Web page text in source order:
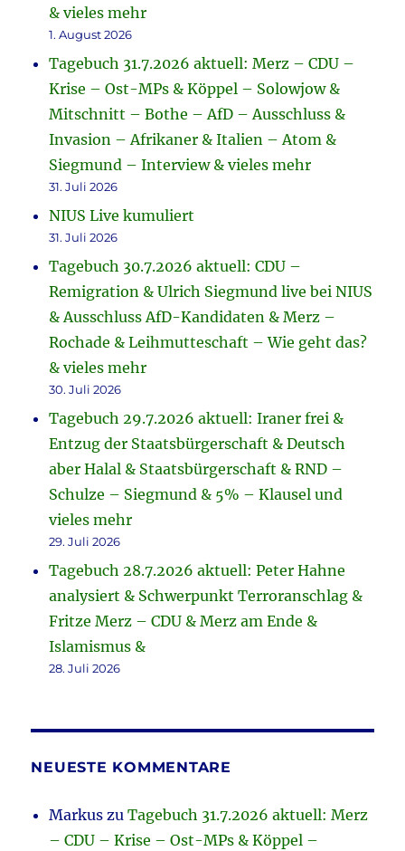
& vieles mehr
1. August 2026
Tagebuch 31.7.2026 aktuell: Merz – CDU –
Krise – Ost-MPs & Köppel – Solowjow &
Mitschnitt – Bothe – AfD – Ausschluss &
Invasion – Afrikaner & Italien – Atom &
Siegmund – Interview & vieles mehr
31. Juli 2026
NIUS Live kumuliert
31. Juli 2026
Tagebuch 30.7.2026 aktuell: CDU –
Remigration & Ulrich Siegmund live bei NIUS
& Ausschluss AfD-Kandidaten & Merz –
Rochade & Leihmutteschaft – Wie geht das?
& vieles mehr
30. Juli 2026
Tagebuch 29.7.2026 aktuell: Iraner frei &
Entzug der Staatsbürgerschaft & Deutsch
aber Halal & Staatsbürgerschaft & RND –
Schulze – Siegmund & 5% – Klausel und
vieles mehr
29. Juli 2026
Tagebuch 28.7.2026 aktuell: Peter Hahne
analysiert & Schwerpunkt Terroranschlag &
Fritze Merz – CDU & Merz am Ende &
Islamismus &
28. Juli 2026
NEUESTE KOMMENTARE
Markus zuTagebuch 31.7.2026 aktuell: Merz
– CDU – Krise – Ost-MPs & Köppel –